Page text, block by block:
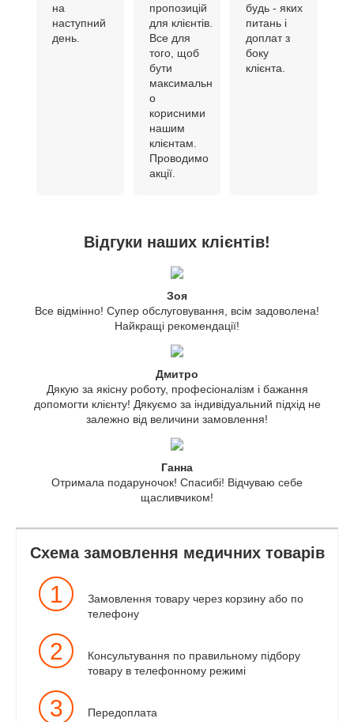
на
наступний
день.
пропозицій
для клієнтів.
Все для
того, щоб
бути
максимальн
о
корисними
нашим
клієнтам.
Проводимо
акції.
будь - яких
питань і
доплат з
боку
клієнта.
Відгуки наших клієнтів!
Зоя
Все відмінно! Супер обслуговування, всім задоволена!
Найкращі рекомендації!
Дмитро
Дякую за якісну роботу, професіоналізм і бажання
допомогти клієнту! Дякуємо за індивідуальний підхід не
залежно від величини замовлення!
Ганна
Отримала подаруночок! Спасибі! Відчуваю себе
щасливчиком!
Схема замовлення медичних товарів
1
Замовлення товару через корзину або по
телефону
2
Консультування по правильному підбору
товару в телефонному режимі
3 Передоплата